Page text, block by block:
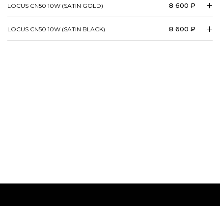
LOCUS CN50 10W (SATIN GOLD) 8 600 ₽
LOCUS CN50 10W (SATIN BLACK) 8 600 ₽